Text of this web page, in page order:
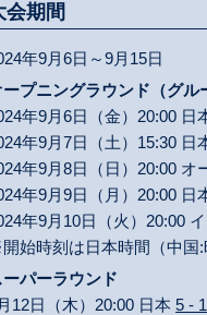
会期間
年9月6日～9月15日
プニングラウンド（グル
年9月6日（金）20:00 日
年9月7日（土）15:30 日
年9月8日（日）20:00 オ
年9月9日（月）20:00 日
年9月10日（火）20:00
始時刻は日本時間（中国:
ーパーラウンド
12日（木）20:00 日本 5 - 1